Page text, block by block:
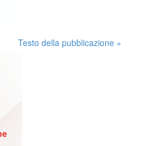
Testo della pubblicazione »